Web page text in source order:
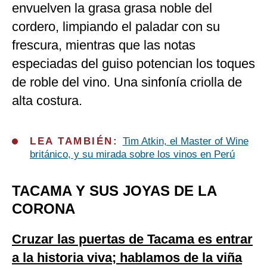
envuelven la grasa grasa noble del
cordero, limpiando el paladar con su
frescura, mientras que las notas
especiadas del guiso potencian los toques
de roble del vino. Una sinfonía criolla de
alta costura.
LEA TAMBIÉN: Tim Atkin, el Master of Wine
británico, y su mirada sobre los vinos en Perú
TACAMA Y SUS JOYAS DE LA
CORONA
Cruzar las puertas de Tacama es entrar
a la historia viva; hablamos de la viña